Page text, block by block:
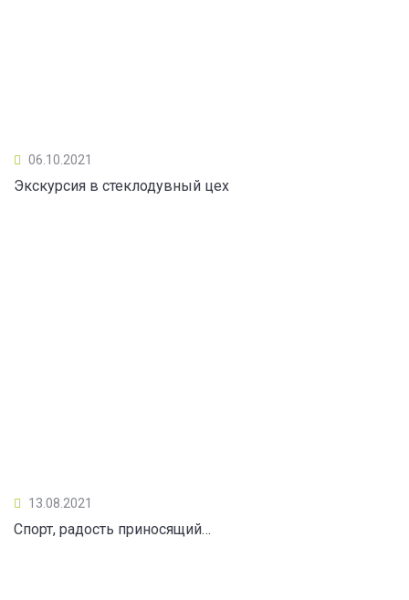
06.10.2021
Экскурсия в стеклодувный цех
13.08.2021
Спорт, радость приносящий…